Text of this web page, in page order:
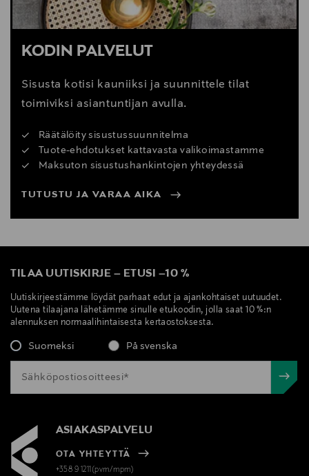
KODIN PALVELUT
Sisusta kotisi kauniiksi ja suunnittele tilat
toimiviksi asiantuntijan avulla.
Räätälöity sisustussuunnitelma
Tuote-ehdotukset kattavasta valikoimastamme
Maksuton sisustushankintojen yhteydessä
TUTUSTU JA VARAA AIKA
TILAA UUTISKIRJE – ETUSI –10 %
Uutiskirjeestämme löydät parhaat edut ja ajankohtaiset uutuudet.
Uutena tilaajana lähetämme sinulle etukoodin, jolla saat 10 %:n
alennuksen normaalihintaisesta kertaostoksesta.
Suomeksi På svenska
ASIAKASPALVELU
OTA YHTEYTTÄ
+358 9 1211(pvm/mpm)